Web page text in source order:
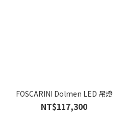
FOSCARINI Dolmen LED 吊燈
NT$117,300